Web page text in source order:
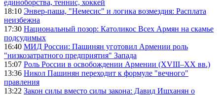
единоборства, теннис, хоккей
18:10 Энвер-паша, "Немесис" и логика возмездия: Расплата
неизбежна
17:30 Национальный позор: Католикос Всех Армян на скамье
подсудимых
16:40 МИД России: Пашинян уготовил Армении роль
"низкозатратного предприятия" Запада
15:07 Роль России в освобождении Армении (XVIII–XX вв.)
13:36 Никол Пашинян переходит к формуле "вечного"
правления
13:22 Закон силы вместо силы закона: Давид Ишханян о